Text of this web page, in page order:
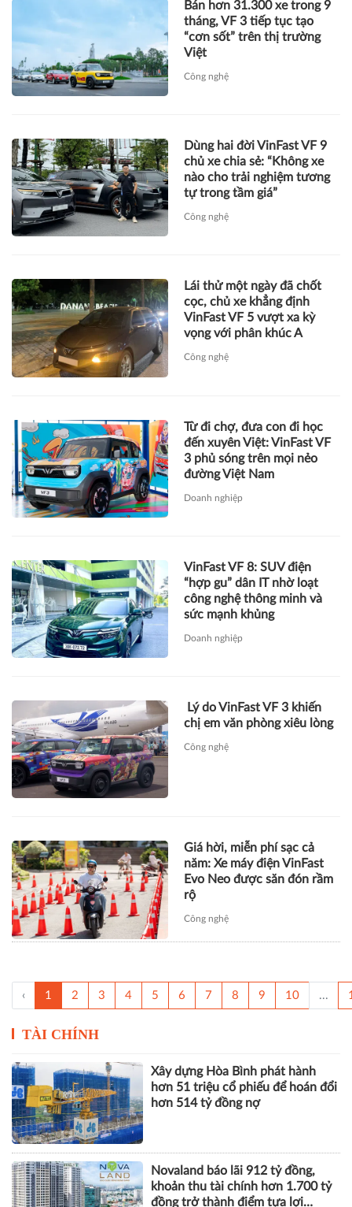
Bán hơn 31.300 xe trong 9
tháng, VF 3 tiếp tục tạo
“cơn sốt” trên thị trường
Việt
Công nghệ
Dùng hai đời VinFast VF 9
chủ xe chia sẻ: “Không xe
nào cho trải nghiệm tương
tự trong tầm giá”
Công nghệ
Lái thử một ngày đã chốt
cọc, chủ xe khẳng định
VinFast VF 5 vượt xa kỳ
vọng với phân khúc A
Công nghệ
Từ đi chợ, đưa con đi học
đến xuyên Việt: VinFast VF
3 phủ sóng trên mọi nẻo
đường Việt Nam
Doanh nghiệp
VinFast VF 8: SUV điện
“hợp gu” dân IT nhờ loạt
công nghệ thông minh và
sức mạnh khủng
Doanh nghiệp
Lý do VinFast VF 3 khiến
chị em văn phòng xiêu lòng
Công nghệ
Giá hời, miễn phí sạc cả
năm: Xe máy điện VinFast
Evo Neo được săn đón rầm
rộ
Công nghệ
‹ 1 2 3 4 5 6 7 8 9 10 ...
TÀI CHÍNH
Xây dựng Hòa Bình phát hành
hơn 51 triệu cổ phiếu để hoán đổi
hơn 514 tỷ đồng nợ
Novaland báo lãi 912 tỷ đồng,
khoản thu tài chính hơn 1.700 tỷ
đồng trở thành điểm tựa lợi